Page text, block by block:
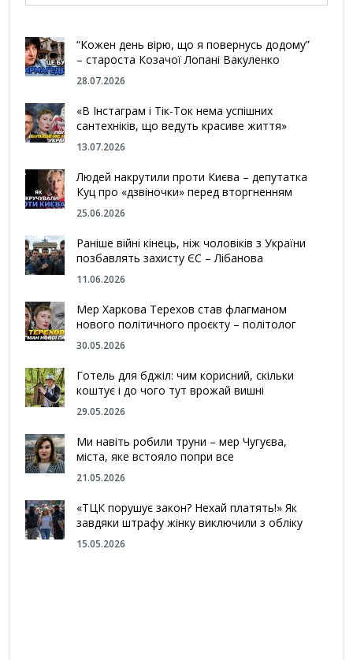
“Кожен день вірю, що я повернусь додому”
– староста Козачої Лопані Вакуленко
28.07.2026
«В Інстаграм і Тік-Ток нема успішних
сантехніків, що ведуть красиве життя»
13.07.2026
Людей накрутили проти Києва – депутатка
Куц про «дзвіночки» перед вторгненням
25.06.2026
Раніше війні кінець, ніж чоловіків з України
позбавлять захисту ЄС – Лібанова
11.06.2026
Мер Харкова Терехов став флагманом
нового політичного проєкту – політолог
30.05.2026
Готель для бджіл: чим корисний, скільки
коштує і до чого тут врожай вишні
29.05.2026
Ми навіть робили труни – мер Чугуєва,
міста, яке встояло попри все
21.05.2026
«ТЦК порушує закон? Нехай платять!» Як
завдяки штрафу жінку виключили з обліку
15.05.2026